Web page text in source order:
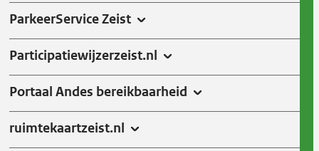
ParkeerService Zeist
Participatiewijzerzeist.nl
Portaal Andes bereikbaarheid
ruimtekaartzeist.nl